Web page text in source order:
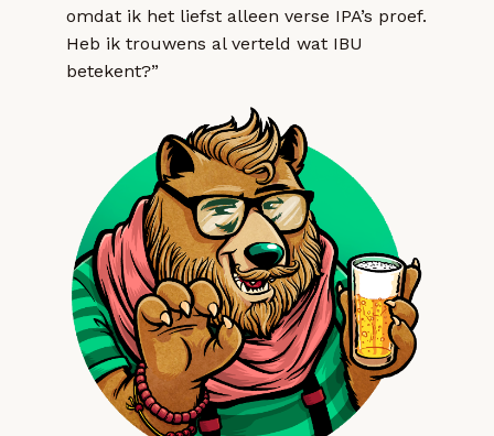
omdat ik het liefst alleen verse IPA’s proef.
Heb ik trouwens al verteld wat IBU
betekent?”